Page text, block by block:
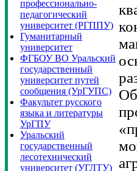
профессионально-
педагогический
университет (РГППУ)
Гуманитарный
университет
ФГБОУ ВО Уральский
государственный
университет путей
сообщения (УрГУПС)
Факультет русского
языка и литературы
УрГПУ
Уральский
государственный
лесотехнический
университет (УГЛТУ)